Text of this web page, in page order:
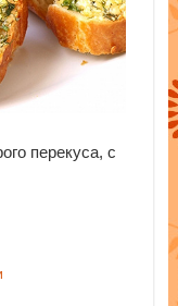
перекуса, с